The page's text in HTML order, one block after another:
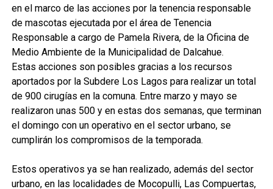
en el marco de las acciones por la tenencia responsable
de mascotas ejecutada por el área de Tenencia
Responsable a cargo de Pamela Rivera, de la Oficina de
Medio Ambiente de la Municipalidad de Dalcahue.
Estas acciones son posibles gracias a los recursos
aportados por la Subdere Los Lagos para realizar un total
de 900 cirugías en la comuna. Entre marzo y mayo se
realizaron unas 500 y en estas dos semanas, que terminan
el domingo con un operativo en el sector urbano, se
cumplirán los compromisos de la temporada.
Estos operativos ya se han realizado, además del sector
urbano, en las localidades de Mocopulli, Las Compuertas,